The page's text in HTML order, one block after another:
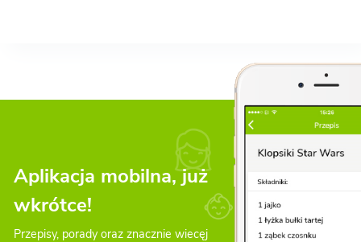
Aplikacja mobilna, już
wkrótce!
Przepisy, porady oraz znacznie wiecęj